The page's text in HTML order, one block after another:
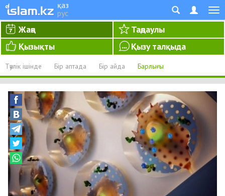
қаз
рус
Жаңа
Таңдаулы
Қызықты
Қызу талқыда
Тәулік ішінде Бір аптада Бір айда Барлығы